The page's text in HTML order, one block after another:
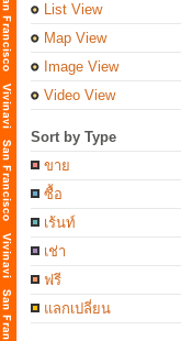
List View
Map View
Image View
Video View
Sort by Type
ขาย
ซื้อ
เร้นท์
เช่า
ฟรี
แลกเปลี่ยน